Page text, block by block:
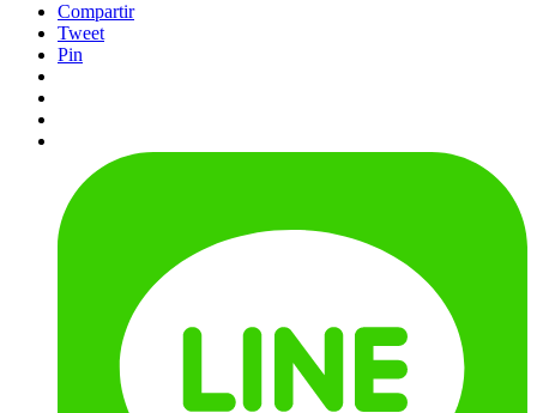
Compartir
Tweet
Pin